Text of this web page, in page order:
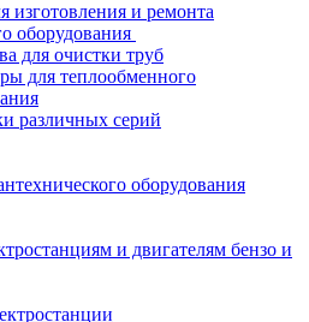
изготовления и ремонта
оборудования
для очистки труб
для теплообменного
различных серий
оборудования
и двигателям бензо и